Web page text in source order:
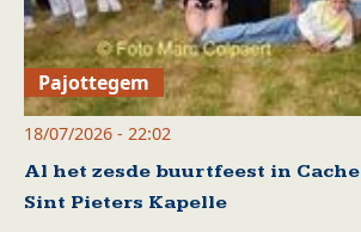
Pajottegem
18/07/2026 - 22:02
Al het zesde buurtfeest in
Sint Pieters Kapelle